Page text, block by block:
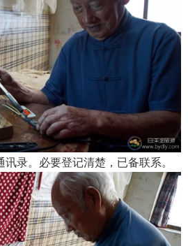
录。必要登记清楚，已备联系。